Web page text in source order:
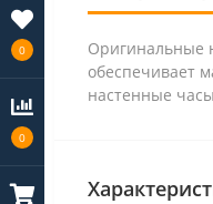
0
0
Оригинальные
обеспечивает
настенные